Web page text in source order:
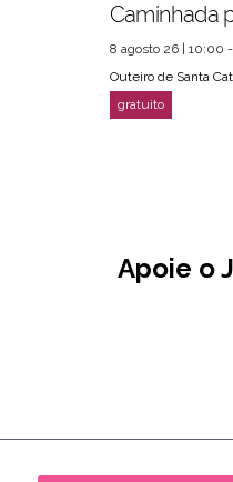
8 agosto 26 | 10:00
Outeiro de Santa
Apoie o